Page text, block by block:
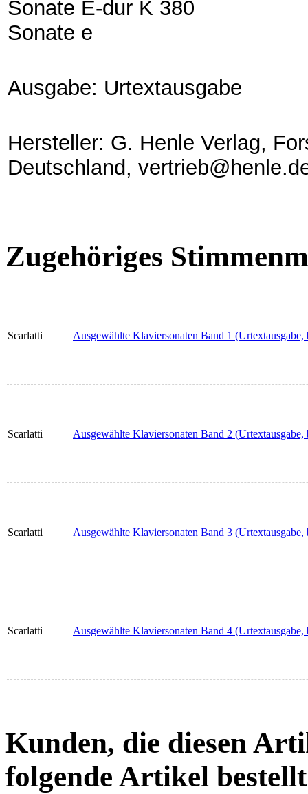
Sonate E-dur K 380
Sonate e
Ausgabe: Urtextausgabe
Hersteller: G. Henle Verlag,
Deutschland,
Zugehöriges
Scarlatti Ausgewählte Klaviersonaten Band 1 (Urtextausgabe,
Scarlatti Ausgewählte Klaviersonaten Band 2 (Urtextausgabe,
Scarlatti Ausgewählte Klaviersonaten Band 3 (Urtextausgabe,
Scarlatti Ausgewählte Klaviersonaten Band 4 (Urtextausgabe,
Kunden, die diesen
folgende Artikel